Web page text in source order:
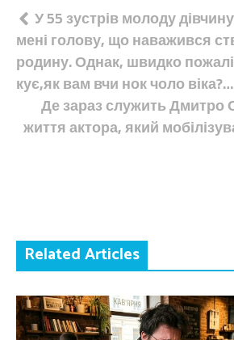
Навігація
записів
У 55 зустрів молоду
мені голову, що наважився
родину. Однак, швидко
кує,як вам вчи нок чоло віка?…
Де зараз служить Дмитро
життя актора, який
Related Articles